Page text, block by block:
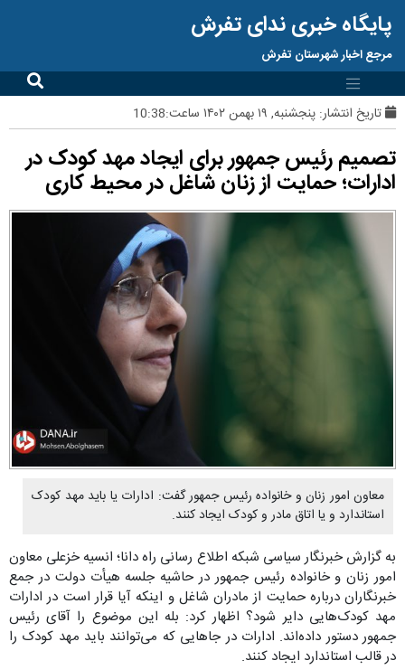
پایگاه خبری ندای تفرش
مرجع اخبار شهرستان تفرش
تاریخ انتشار: پنجشنبه, ۱۹ بهمن ۱۴۰۲ ساعت:10:38
تصمیم رئیس جمهور برای ایجاد مهد کودک در
ادارات؛ حمایت از زنان شاغل در محیط کاری
معاون امور زنان و خانواده رئیس جمهور گفت: ادارات یا باید مهد کودک
استاندارد و یا اتاق مادر و کودک ایجاد کنند.
به گزارش خبرنگار سیاسی شبکه اطلاع رسانی راه دانا؛ انسیه خزعلی معاون
امور زنان و خانواده رئیس جمهور در حاشیه جلسه هیأت دولت در جمع
خبرنگاران درباره حمایت از مادران شاغل و اینکه آیا قرار است در ادارات
مهد کودک‌هایی دایر شود؟ اظهار کرد: بله این موضوع را آقای رئیس
جمهور دستور داده‌اند. ادارات در جاهایی که می‌توانند باید مهد کودک را
در قالب استاندارد ایجاد کنند.